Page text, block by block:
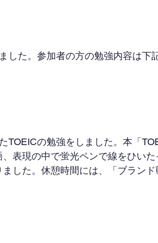
した。参加者の方の勉強内容は下
TOEICの勉強をしました。本「
表現の中で蛍光ペンで線をひい
した。休憩時間には、「ブラン